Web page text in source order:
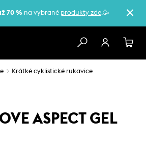
70 % na vybrané produkty zde.🥳
Krátké cyklistické rukavice
ASPECT GEL